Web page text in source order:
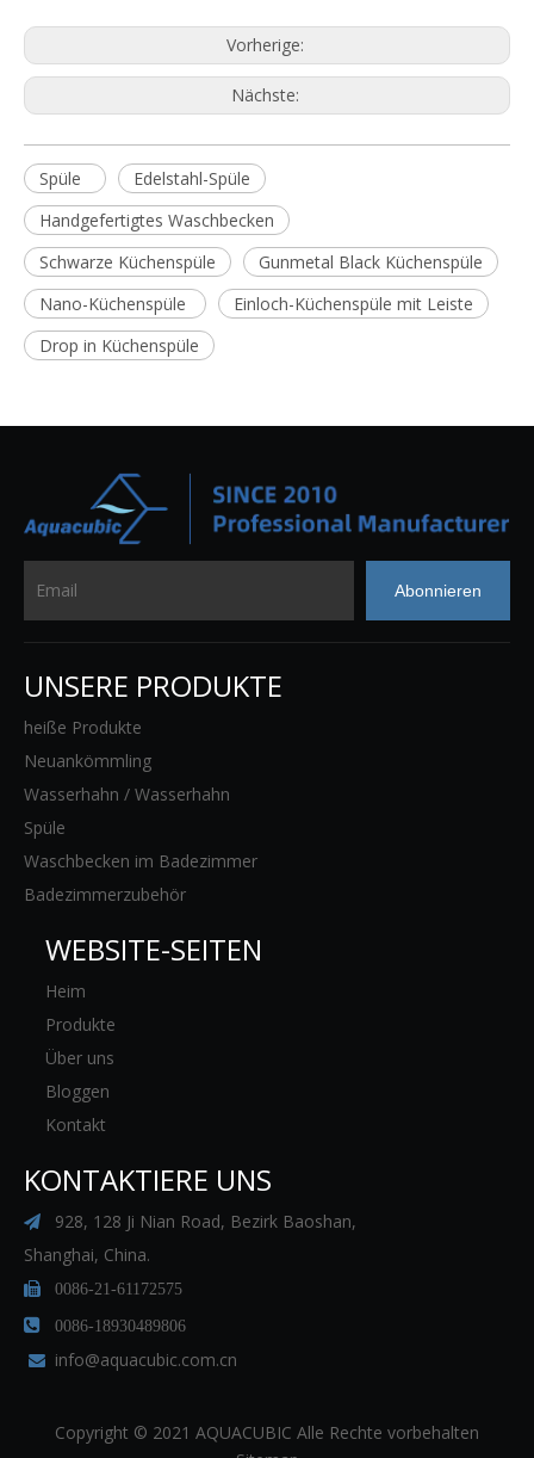
Vorherige:
Nächste:
Spüle
Edelstahl-Spüle
Handgefertigtes Waschbecken
Schwarze Küchenspüle
Gunmetal Black Küchenspüle
Nano-Küchenspüle
Einloch-Küchenspüle mit Leiste
Drop in Küchenspüle
Abonnieren
UNSERE PRODUKTE
heiße Produkte
Neuankömmling
Wasserhahn / Wasserhahn
Spüle
Waschbecken im Badezimmer
Badezimmerzubehör
WEBSITE-SEITEN
Heim
Produkte
Über uns
Bloggen
Kontakt
KONTAKTIERE UNS

928, 128 Ji Nian Road, Bezirk Baoshan,
Shanghai, China.
 0086-21-61172575
 0086-18930489806
 info@aquacubic.com.cn
Copyright © 2021 AQUACUBIC Alle Rechte vorbehalten